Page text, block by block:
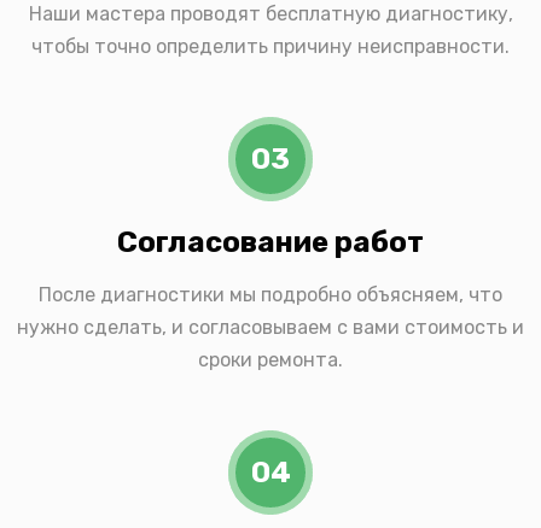
Наши мастера проводят бесплатную диагностику,
чтобы точно определить причину неисправности.
03
Согласование работ
После диагностики мы подробно объясняем, что
нужно сделать, и согласовываем с вами стоимость и
сроки ремонта.
04